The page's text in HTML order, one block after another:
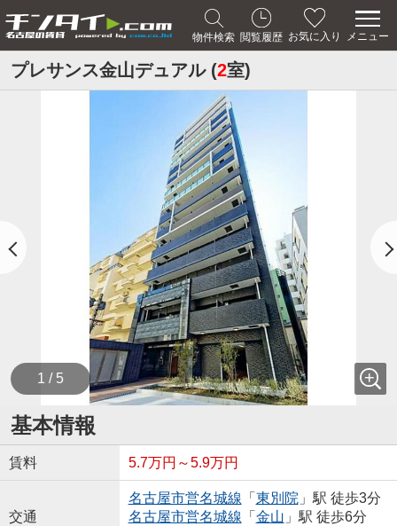
物件検索 閲覧履歴 お気に入り メニュー
プレサンス金山デュアル (2室)
1 / 5
基本情報
賃料 5.7万円～5.9万円
交通
名古屋市営名城線 「 東別院 」駅 徒歩3分
名古屋市営名城線 「 金山 」駅 徒歩6分